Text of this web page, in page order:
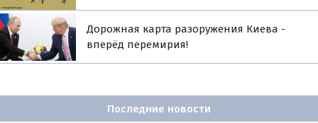
Дорожная карта разоружения Киева -
вперёд перемирия!
Последние новости